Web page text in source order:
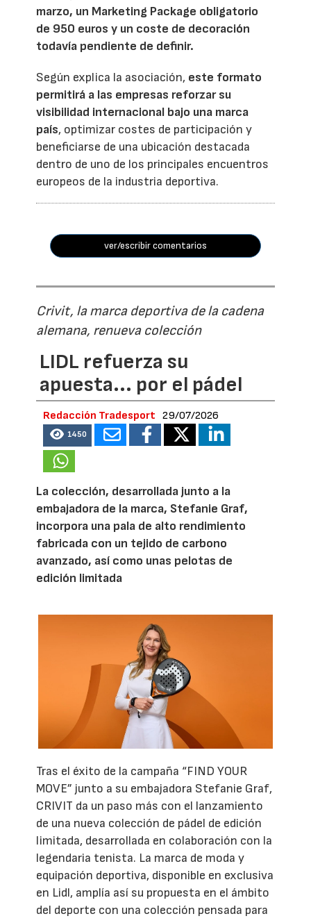
marzo, un Marketing Package obligatorio
de 950 euros y un coste de decoración
todavía pendiente de definir.
Según explica la asociación, este formato
permitirá a las empresas reforzar su
visibilidad internacional bajo una marca
país, optimizar costes de participación y
beneficiarse de una ubicación destacada
dentro de uno de los principales encuentros
europeos de la industria deportiva.
ver/escribir comentarios
Crivit, la marca deportiva de la cadena
alemana, renueva colección
LIDL refuerza su
apuesta... por el pádel
Redacción Tradesport 29/07/2026
1450
La colección, desarrollada junto a la
embajadora de la marca, Stefanie Graf,
incorpora una pala de alto rendimiento
fabricada con un tejido de carbono
avanzado, así como unas pelotas de
edición limitada
Tras el éxito de la campaña “FIND YOUR
MOVE” junto a su embajadora Stefanie Graf,
CRIVIT da un paso más con el lanzamiento
de una nueva colección de pádel de edición
limitada, desarrollada en colaboración con la
legendaria tenista. La marca de moda y
equipación deportiva, disponible en exclusiva
en Lidl, amplía así su propuesta en el ámbito
del deporte con una colección pensada para